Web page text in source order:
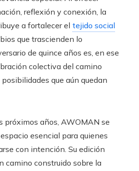
reflexión y conexión, la
a fortalecer el tejido social
que trascienden lo
de quince años es, en ese
colectiva del camino
que aún quedan
próximos años, AWOMAN se
esencial para quienes
con intención. Su edición
camino construido sobre la